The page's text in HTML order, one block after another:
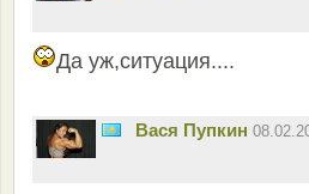
Да уж,ситуация....
Вася Пупкин